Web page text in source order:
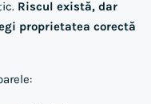
Riscul există, dar
proprietatea corectă